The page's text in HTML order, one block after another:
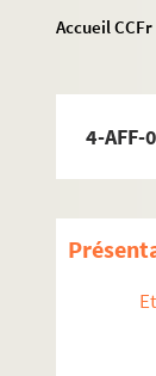
Accueil CCFr
4-